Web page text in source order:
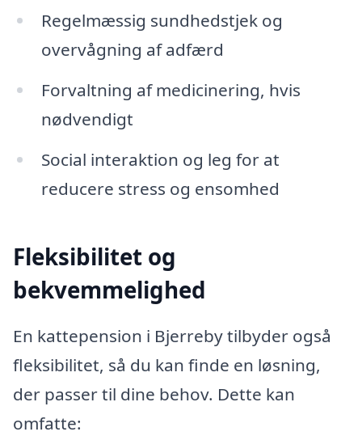
Regelmæssig sundhedstjek og
overvågning af adfærd
Forvaltning af medicinering, hvis
nødvendigt
Social interaktion og leg for at
reducere stress og ensomhed
Fleksibilitet og
bekvemmelighed
En kattepension i Bjerreby tilbyder også
fleksibilitet, så du kan finde en løsning,
der passer til dine behov. Dette kan
omfatte: